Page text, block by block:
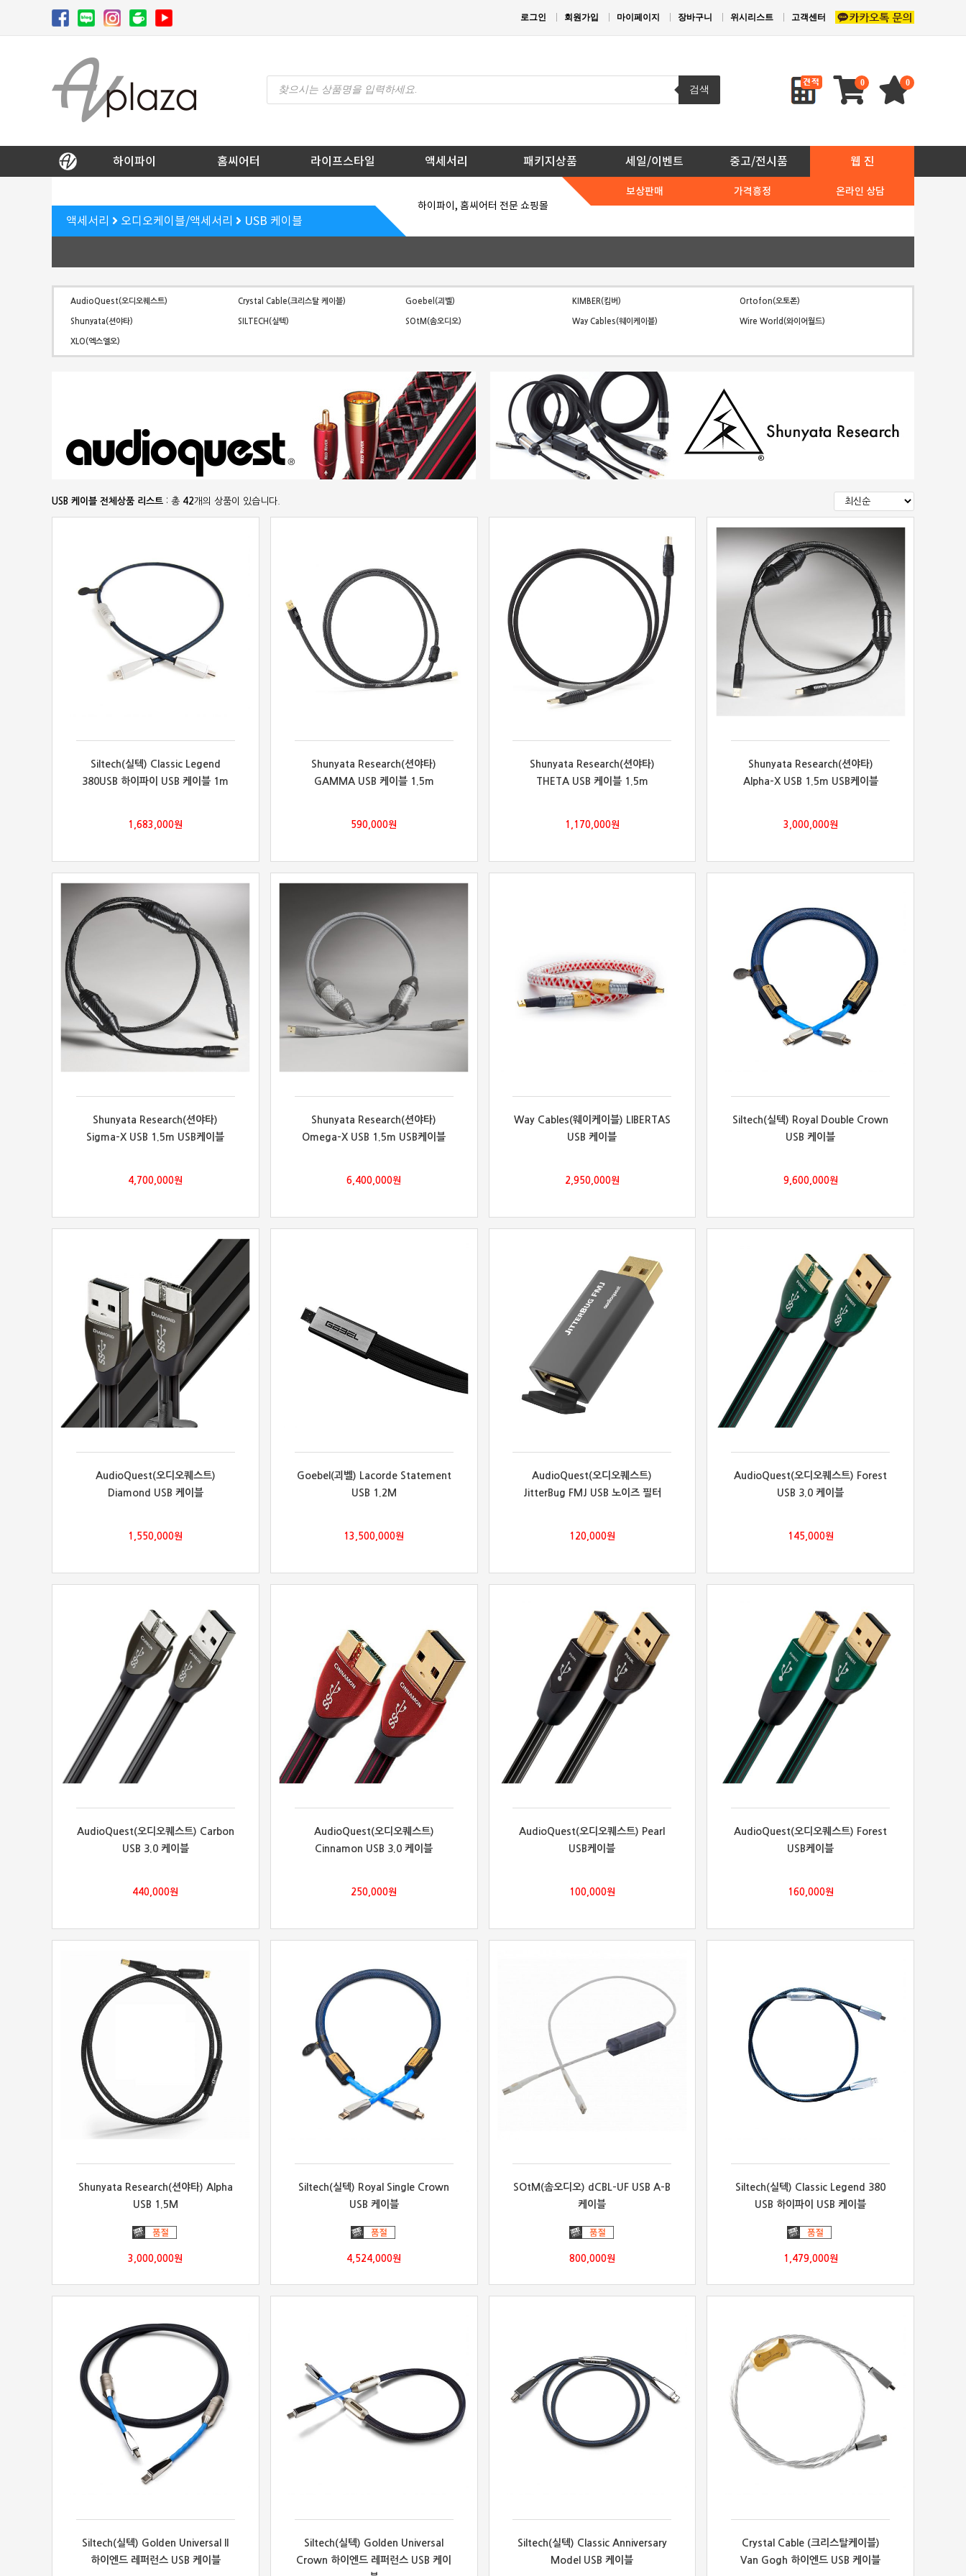
로그인 회원가입 마이페이지 장바구니 위시리스트 고객센터
Products
search
검색
0 0
하이파이 홈씨어터 라이프스타일 액세서리 패키지상품 세일/이벤트 중고/전시품 웹 진
보상판매 가격흥정
온라인 상담
하이파이, 홈씨어터 전문 쇼핑몰
액세서리 오디오케이블/액세서리 USB 케이블
AudioQuest(오디오퀘스트) Crystal Cable(크리스탈 케이블) Goebel(괴벨) KIMBER(킴버) Ortofon(오토폰)
Shunyata(션야타) SILTECH(실텍) SOtM(솜오디오) Way Cables(웨이케이블) Wire World(와이어월드)
XLO(엑스엘오)
USB 케이블 전체상품 리스트 : 총 42개의 상품이 있습니다.
Siltech(실텍) Classic Legend
380USB 하이파이 USB 케이블 1m
1,683,000원
Shunyata Research(션야타)
GAMMA USB 케이블 1.5m
590,000원
Shunyata Research(션야타)
THETA USB 케이블 1.5m
1,170,000원
Shunyata Research(션야타)
Alpha-X USB 1.5m USB케이블
3,000,000원
Shunyata Research(션야타)
Sigma-X USB 1.5m USB케이블
4,700,000원
Shunyata Research(션야타)
Omega-X USB 1.5m USB케이블
6,400,000원
Way Cables(웨이케이블) LIBERTAS
USB 케이블
2,950,000원
Siltech(실텍) Royal Double Crown
USB 케이블
9,600,000원
AudioQuest(오디오퀘스트)
Diamond USB 케이블
1,550,000원
Goebel(괴벨) Lacorde Statement
USB 1.2M
13,500,000원
AudioQuest(오디오퀘스트)
JitterBug FMJ USB 노이즈 필터
120,000원
AudioQuest(오디오퀘스트) Forest
USB 3.0 케이블
145,000원
AudioQuest(오디오퀘스트) Carbon
USB 3.0 케이블
440,000원
AudioQuest(오디오퀘스트)
Cinnamon USB 3.0 케이블
250,000원
AudioQuest(오디오퀘스트) Pearl
USB케이블
100,000원
AudioQuest(오디오퀘스트) Forest
USB케이블
160,000원
Shunyata Research(션야타) Alpha
USB 1.5M
3,000,000원
Siltech(실텍) Royal Single Crown
USB 케이블
4,524,000원
SOtM(솜오디오) dCBL-UF USB A-B
케이블
800,000원
Siltech(실텍) Classic Legend 380
USB 하이파이 USB 케이블
1,479,000원
Siltech(실텍) Golden Universal II
하이엔드 레퍼런스 USB 케이블
Siltech(실텍) Golden Universal
Crown 하이엔드 레퍼런스 USB 케이
Siltech(실텍) Classic Anniversary
Model USB 케이블
Crystal Cable (크리스탈케이블)
Van Gogh 하이엔드 USB 케이블